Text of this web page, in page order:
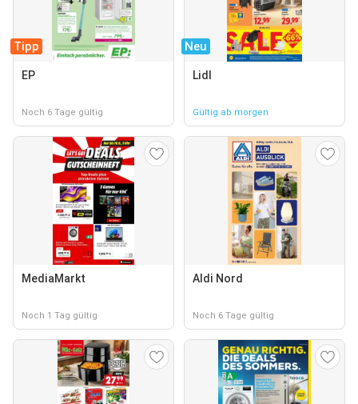
Tipp
EP
Noch 6 Tage gültig
Neu
Lidl
Gültig ab morgen
MediaMarkt
Noch 1 Tag gültig
Aldi Nord
Noch 6 Tage gültig